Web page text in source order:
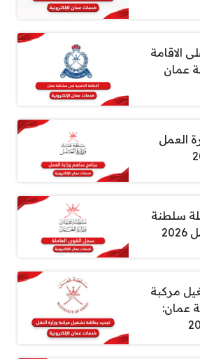
الاقامة
عمان
العمل
سلطنة
مركبة
عمان: